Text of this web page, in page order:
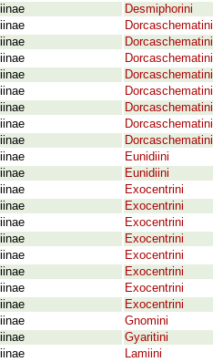
Desmiphorini
Dorcaschematini
Dorcaschematini
Dorcaschematini
Dorcaschematini
Dorcaschematini
Dorcaschematini
Dorcaschematini
Dorcaschematini
Eunidiini
Eunidiini
Exocentrini
Exocentrini
Exocentrini
Exocentrini
Exocentrini
Exocentrini
Exocentrini
Exocentrini
Gnomini
Gyaritini
Lamiini